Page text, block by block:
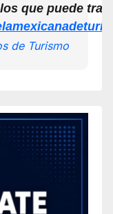
que puede
de Turismo